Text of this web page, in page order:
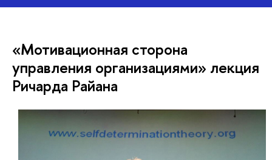
«Мотивационная сторона
управления организациями» лекция
Ричарда Райана